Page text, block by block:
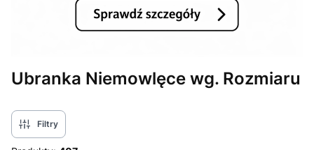
Ubranka Niemowlęce wg. Rozmiaru
Filtry